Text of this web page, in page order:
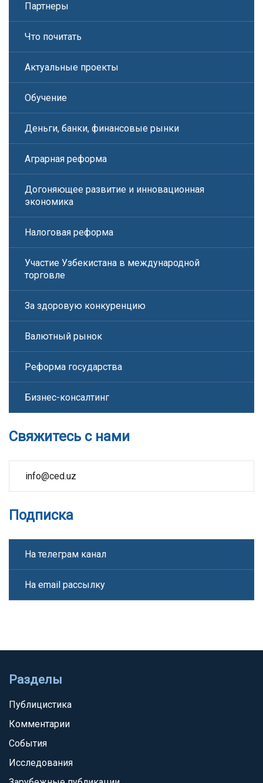
Партнеры
Что почитать
Актуальные проекты
Обучение
Деньги, банки, финансовые рынки
Аграрная реформа
Догоняющее развитие и инновационная
экономика
Налоговая реформа
Участие Узбекистана в международной
торговле
За здоровую конкуренцию
Валютный рынок
Реформа государства
Бизнес-консалтинг
Свяжитесь с нами
info@ced.uz
Подписка
На телеграм канал
На email рассылку
Разделы
Публицистика
Комментарии
События
Исследования